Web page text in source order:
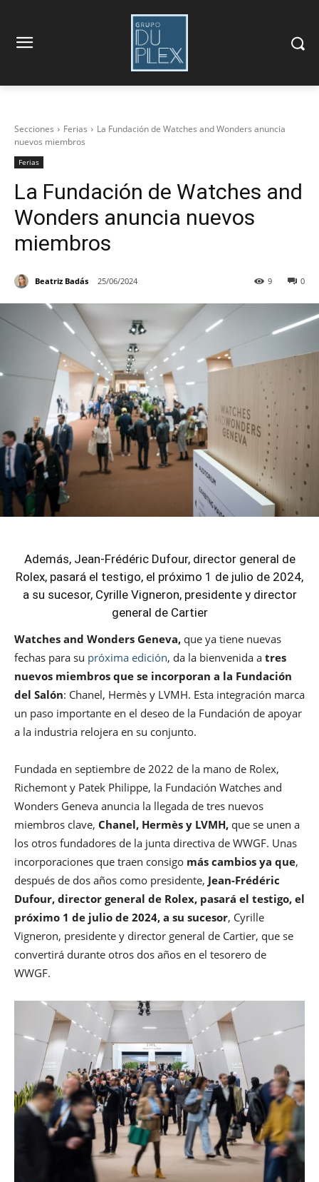
Secciones Ferias
La Fundación de Watches and Wonders anuncia
nuevos miembros
Ferias
La Fundación de Watches and
Wonders anuncia nuevos
miembros
Beatriz Badás 25/06/2024 0
9
Además, Jean-Frédéric Dufour, director general de
Rolex, pasará el testigo, el próximo 1 de julio de 2024,
a su sucesor, Cyrille Vigneron, presidente y director
general de Cartier
Watches and Wonders Geneva, que ya tiene nuevas
fechas para su próxima edición, da la bienvenida a tres
nuevos miembros que se incorporan a la Fundación
del Salón: Chanel, Hermès y LVMH. Esta integración marca
un paso importante en el deseo de la Fundación de apoyar
a la industria relojera en su conjunto.
Fundada en septiembre de 2022 de la mano de Rolex,
Richemont y Patek Philippe, la Fundación Watches and
Wonders Geneva anuncia la llegada de tres nuevos
miembros clave, Chanel, Hermès y LVMH, que se unen a
los otros fundadores de la junta directiva de WWGF. Unas
incorporaciones que traen consigo más cambios ya que,
después de dos años como presidente, Jean-Frédéric
Dufour, director general de Rolex, pasará el testigo, el
próximo 1 de julio de 2024, a su sucesor, Cyrille
Vigneron, presidente y director general de Cartier, que se
convertirá durante otros dos años en el tesorero de
WWGF.